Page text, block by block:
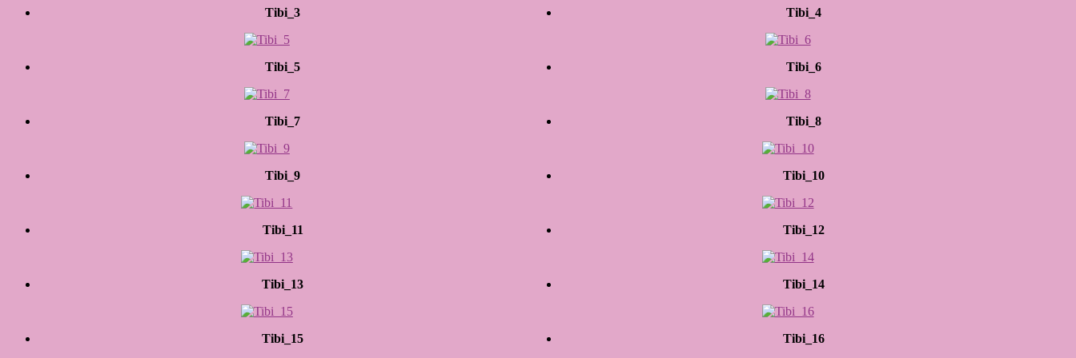
Tibi_3 Tibi_4
Tibi_5 Tibi_6
Tibi_7 Tibi_8
Tibi_9 Tibi_10
Tibi_11 Tibi_12
Tibi_13 Tibi_14
Tibi_15 Tibi_16